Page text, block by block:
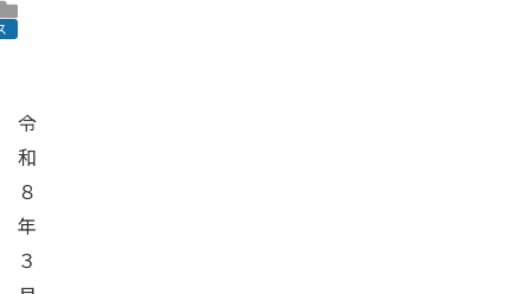
令
和
８
年
３